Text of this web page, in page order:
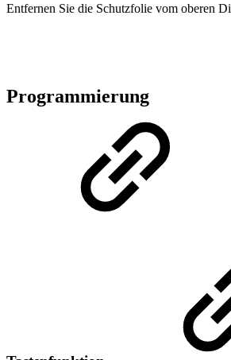
Entfernen Sie die Schutzfolie vom oberen
Programmierung